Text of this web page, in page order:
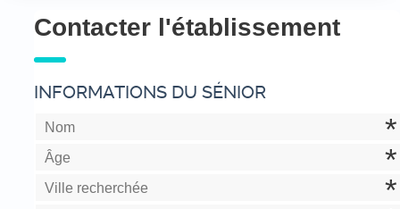
Contacter l'établissement
INFORMATIONS DU SÉNIOR